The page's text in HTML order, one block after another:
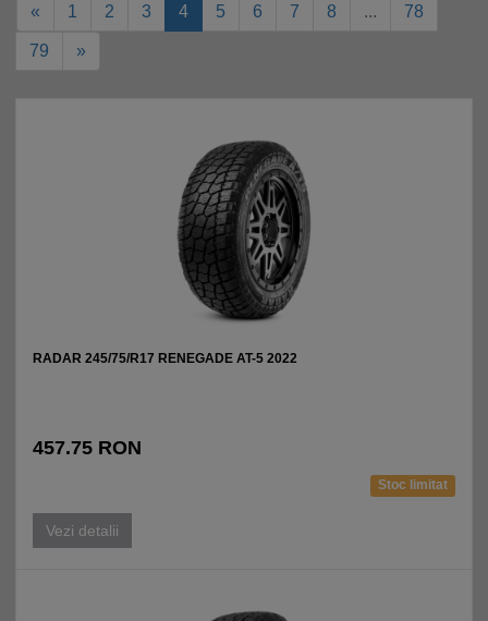
« 1 2 3 4 5 6 7 8 ... 78
79 »
RADAR 245/75/R17 RENEGADE AT-5 2022
457.75 RON
Stoc limitat
Vezi detalii